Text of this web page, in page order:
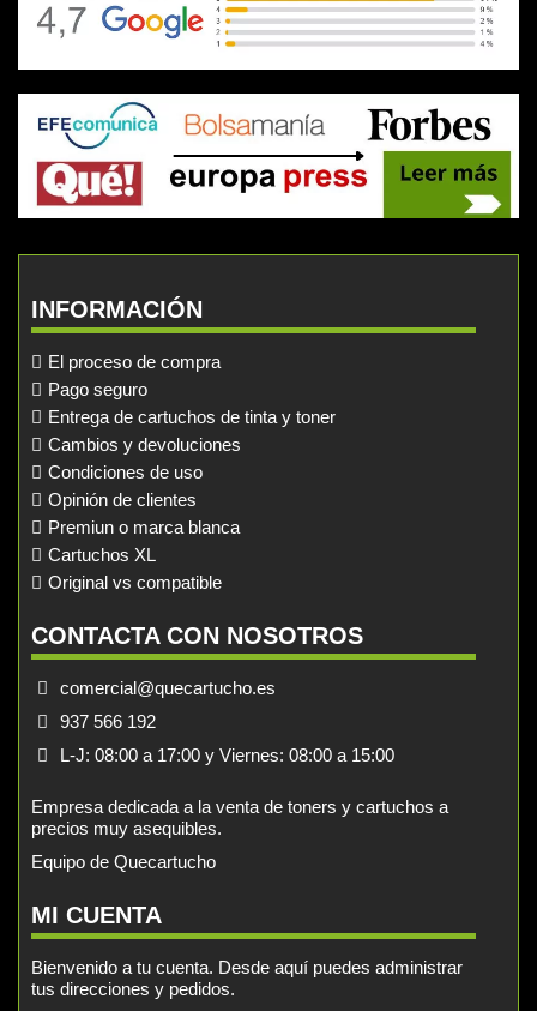
INFORMACIÓN
El proceso de compra
Pago seguro
Entrega de cartuchos de tinta y toner
Cambios y devoluciones
Condiciones de uso
Opinión de clientes
Premiun o marca blanca
Cartuchos XL
Original vs compatible
CONTACTA CON NOSOTROS
comercial@quecartucho.es
937 566 192
L-J: 08:00 a 17:00 y Viernes: 08:00 a 15:00
Empresa dedicada a la venta de toners y cartuchos a
precios muy asequibles.
Equipo de Quecartucho
MI CUENTA
Bienvenido a tu cuenta. Desde aquí puedes administrar
tus direcciones y pedidos.